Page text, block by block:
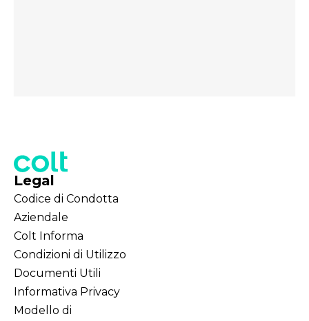
Legal
Codice di Condotta
Aziendale
Colt Informa
Condizioni di Utilizzo
Documenti Utili
Informativa Privacy
Modello di